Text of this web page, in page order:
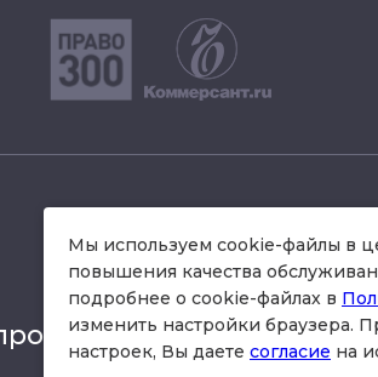
36, стр.3 , офис
Мы используем cookie-файлы в
повышения качества
подробнее о cookie-файлах в
изменить настройки браузера.
настроек, Вы даете согласие на